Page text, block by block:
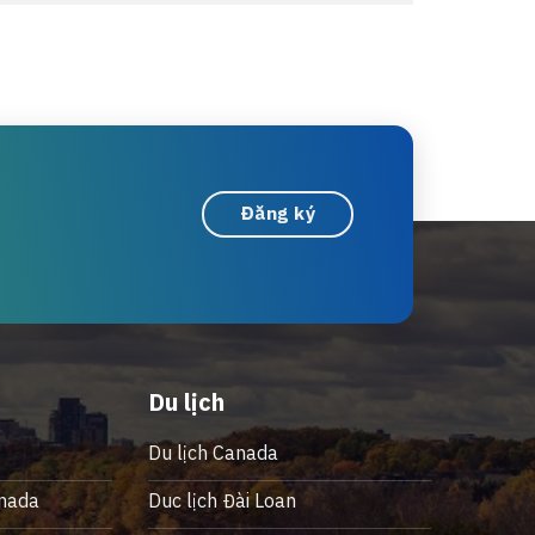
Đăng ký
Du lịch
Du lịch Canada
Duc lịch Đài Loan